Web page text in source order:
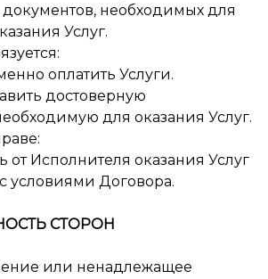
необходимых для
Услуг.
оплатить Услуги.
достоверную
для оказания Услуг.
от Исполнителя оказания Услуг
условиями Договора.
СТОРОН
или ненадлежащее